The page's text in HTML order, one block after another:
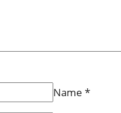
Name *